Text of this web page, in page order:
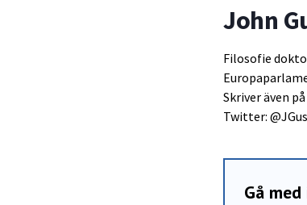
John
Filosofie
Skriver även
Twitter:
Gå